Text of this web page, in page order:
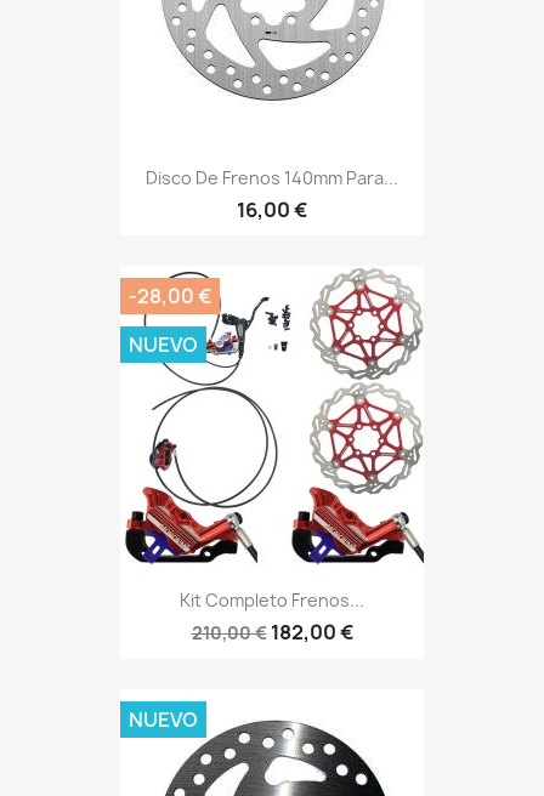
Disco De Frenos 140mm Para...
16,00 €
Kit Completo Frenos...
210,00 € 182,00 €
-28,00 €
NUEVO
NUEVO